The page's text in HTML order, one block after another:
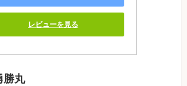
レビューを見る
勝丸